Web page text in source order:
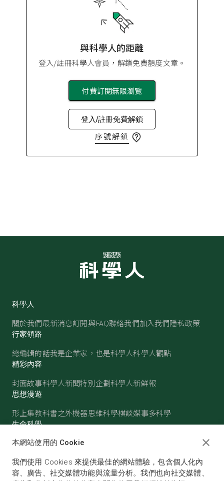
與科學人的距離
登入/註冊科學人會員，解鎖免費額度文章。
付費訂閱無限瀏覽
登入/註冊免費解鎖
序號解鎖
科學人
關於我們最新消息訂閱與FAQ聯絡我們加入我們隱私政策
行家領路
總編輯的話我是企業家，也是科學人科學人觀點
精彩內容
封面故事科學人新聞特別企劃科學人新鮮報
思想漫遊
形上集教科書之外機器思維科學棋談媒事多科學
生命科學
醫學古生物心理學生態學
物理 化學地球科學天文
本網站使用的 Cookie
我們使用 Cookies 來提供最佳的網站體驗，包含個人化內
容、廣告、社交媒體功能與流量分析。我們也向社交媒體、